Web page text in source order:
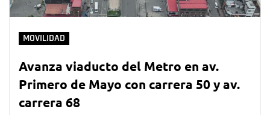
MOVILIDAD
Avanza viaducto del Metro en av.
Primero de Mayo con carrera 50 y av.
carrera 68